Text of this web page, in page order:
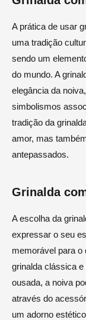
A prática de usar
uma tradição
sendo um
do mundo. A
elegância da
simbolismos
tradição da
amor, mas
antepassados.
Grinalda
A escolha da
expressar o seu
memorável para o
grinalda clássica
ousada, a noiva
através do
um adorno